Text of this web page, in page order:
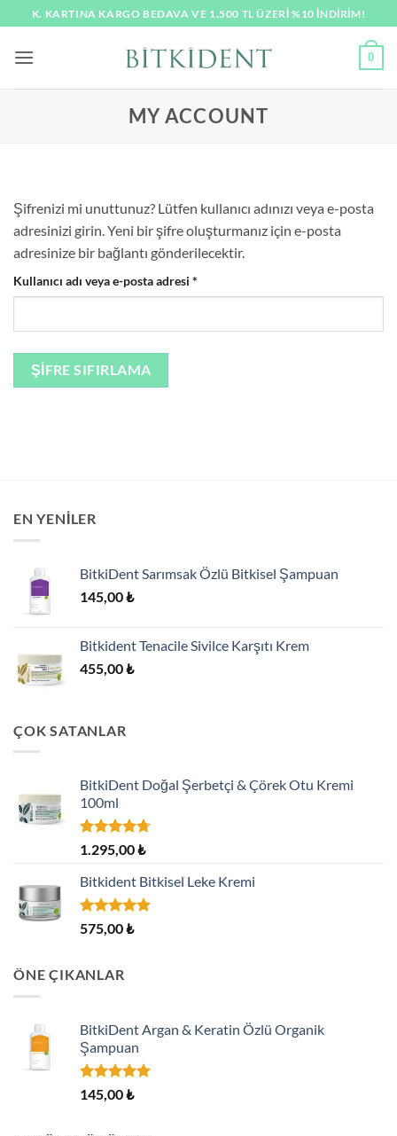
İçeriğe
atla
K. KARTINA KARGO BEDAVA VE 1.500 TL ÜZERI %10 İNDİRİM!
0
MY ACCOUNT
Şifrenizi mi unuttunuz? Lütfen kullanıcı adınızı veya e-posta
adresinizi girin. Yeni bir şifre oluşturmanız için e-posta
adresinize bir bağlantı gönderilecektir.
Kullanıcı adı veya e-posta adresi *
ŞIFRE SIFIRLAMA
EN YENILER
BitkiDent Sarımsak Özlü Bitkisel Şampuan
145,00₺
Bitkident Tenacile Sivilce Karşıtı Krem
455,00₺
ÇOK SATANLAR
BitkiDent Doğal Şerbetçi & Çörek Otu Kremi
100ml
5
üzerinden
4.70 oy
aldı
1.295,00₺
Bitkident Bitkisel Leke Kremi
5 üzerinden
4.82oy
575,00₺
ÖNE ÇIKANLAR
BitkiDent Argan & Keratin Özlü Organik
Şampuan
5 üzerinden
5.00oy
145,00₺